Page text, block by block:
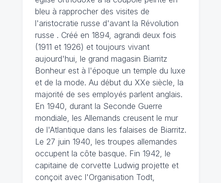
bleu à rapprocher des visites de
l'aristocratie russe d'avant la Révolution
russe . Créé en 1894, agrandi deux fois
(1911 et 1926) et toujours vivant
aujourd'hui, le grand magasin Biarritz
Bonheur est à l'époque un temple du luxe
et de la mode. Au début du XXe siècle, la
majorité de ses employés parlent anglais.
En 1940, durant la Seconde Guerre
mondiale, les Allemands creusent le mur
de l'Atlantique dans les falaises de Biarritz.
Le 27 juin 1940, les troupes allemandes
occupent la côte basque. Fin 1942, le
capitaine de corvette Ludwig projette et
conçoit avec l'Organisation Todt,